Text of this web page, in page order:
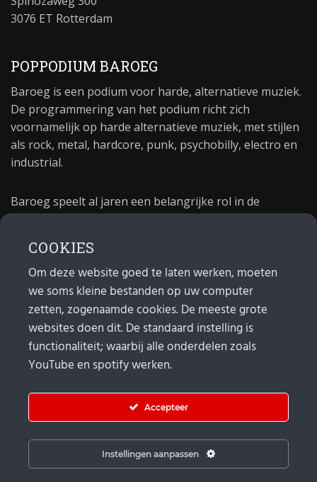
3076 ET Rotterdam
POPPODIUM BAROEG
Baroeg is een podium voor harde, alternatieve muziek.
De programmering van het podium richt zich
voornamelijk op harde alternatieve muziek, met stijlen
als rock, metal, hardcore, punk, psychobilly, electro en
industrial.
Baroeg speelt al jaren een belangrijke rol in de
poppodium 40 jaar.
MAIL
Algemeen: info@baroeg.nl
Bands & boeking: leon@baroeg.nl
Promotie & publiciteit: francis@baroeg.nl
COOKIES
Om deze website goed te laten werken, moeten
we soms kleine bestanden op uw computer
zetten, zogenaamde cookies. De meeste grote
websites doen dit. De standaard instelling is
functionaliteit; waarbij alle onderdelen zoals
YouTube en spotify werken.
Accepteer
Instellingen aanpassen